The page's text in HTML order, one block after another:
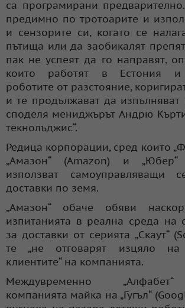
са програмирани
предимно по тротоарите и
и сензорите си, когато се
пътища или да заобикалят
пак не успеят да го направят,
които работят в Естония и
роботите от разстояние,
и те продължават да изпълняват
споделя мениджърът Андрю
текнолъджис“.
Редица корпорации, сред които
„Амазон“ (Amazon) и
използват самоуправляващи
доставки по земя.
„Амазон“ обаче обяви
изпитанията в реална среда на
за доставки от серията „Скаут“
те „не отговарят изцяло
клиентите“ на компанията.
Междувременно
компанията майка на „Гугъл“